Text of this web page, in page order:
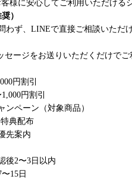
様に安心してご利用いただける
）
わず、LINEで直接ご相談いただ
ージをお送りいただくだけで
円割引
円割引
ンペーン（対象商品）
典配布
先案内
後2〜3日以内
15日